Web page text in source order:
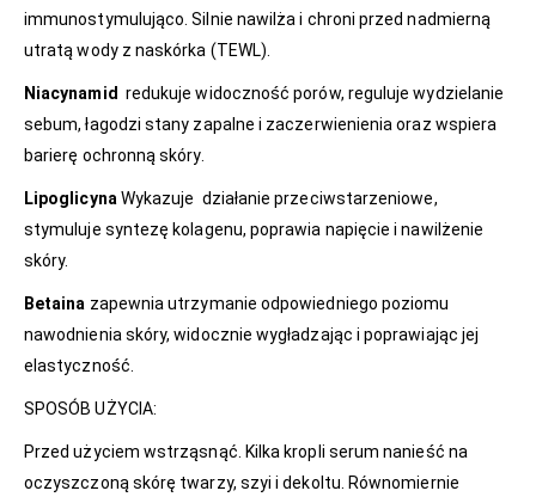
immunostymulująco. Silnie nawilża i chroni przed nadmierną
utratą wody z naskórka (TEWL).
Niacynamid redukuje widoczność porów, reguluje wydzielanie
sebum, łagodzi stany zapalne i zaczerwienienia oraz wspiera
barierę ochronną skóry.
LipoglicynaWykazuje działanie przeciwstarzeniowe,
stymuluje syntezę kolagenu, poprawia napięcie i nawilżenie
skóry.
Betaina zapewnia utrzymanie odpowiedniego poziomu
nawodnienia skóry, widocznie wygładzając i poprawiając jej
elastyczność.
SPOSÓB UŻYCIA:
Przed użyciem wstrząsnąć. Kilka kropli serum nanieść na
oczyszczoną skórę twarzy, szyi i dekoltu. Równomiernie